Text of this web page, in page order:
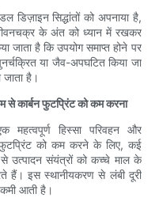
सिद्धांतों को अपनाया है,
के अंत को ध्यान में रखकर
जाता है कि उपयोग समाप्त होने पर
या जैव-अपघटित किया जा
है।
से कार्बन फुटप्रिंट को कम करना
महत्वपूर्ण हिस्सा परिवहन और
फुटप्रिंट को कम करने के लिए, कई
उत्पादन संयंत्रों को कच्चे माल के
हैं। इस स्थानीयकरण से लंबी दूरी
आती है।